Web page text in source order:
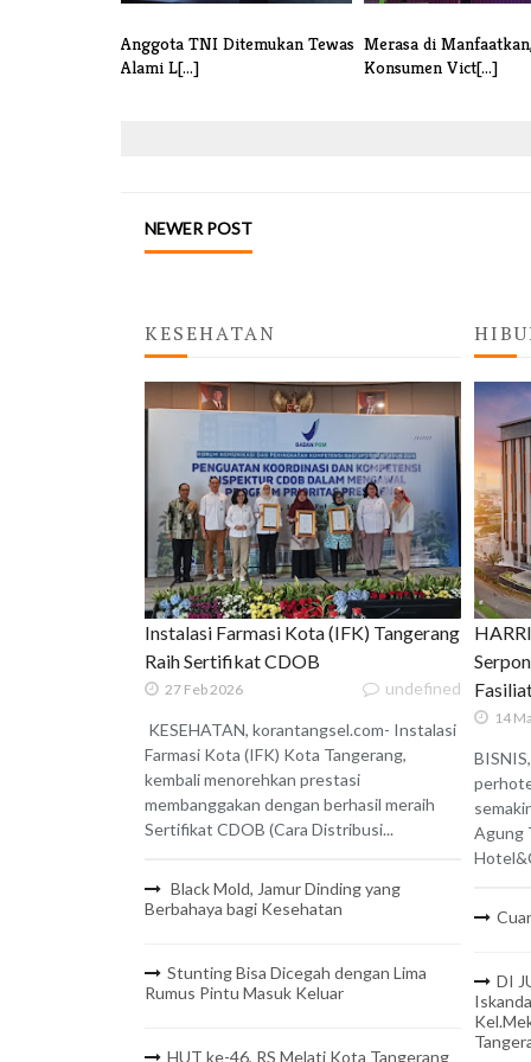
Anggota TNI Ditemukan Tewas
Alami L[...]
Merasa di
Konsumen Vict[...]
NEWER POST
KESEHATAN
Instalasi Farmasi Kota (IFK) Tangerang
Raih Sertifikat CDOB
27 Feb 2026 undefined
KESEHATAN, korantangsel.com- Instalasi
Farmasi Kota (IFK) Kota Tangerang,
kembali menorehkan prestasi
membanggakan dengan berhasil meraih
Sertifikat CDOB (Cara Distribusi...
Black Mold, Jamur Dinding yang
Berbahaya bagi Kesehatan
Stunting Bisa Dicegah dengan Lima
Rumus Pintu Masuk Keluar
HUT ke-46, RS Melati Kota Tangerang
14
Agung
DI